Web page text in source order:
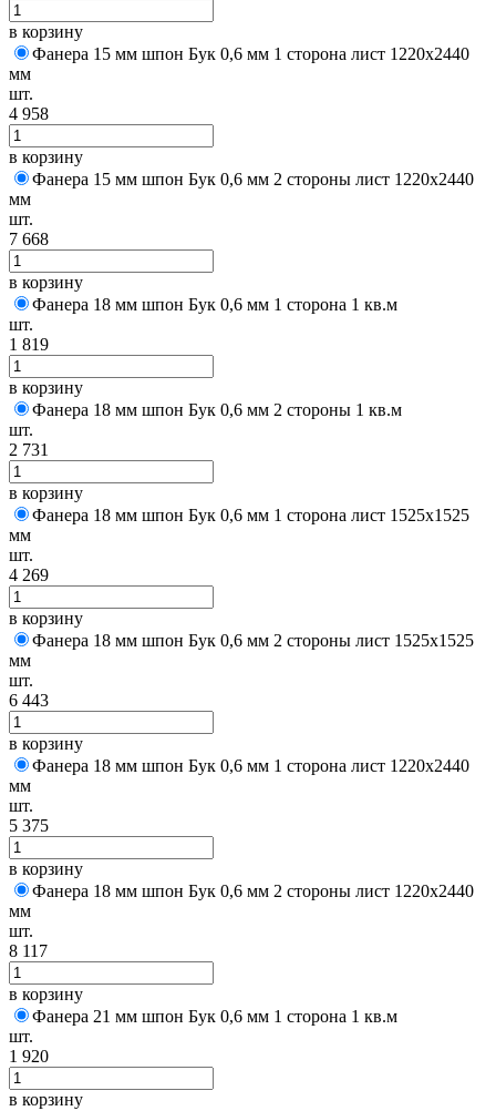
в корзину
Фанера 15 мм шпон Бук 0,6 мм 1 сторона лист 1220х2440
мм
шт.
4 958
в корзину
Фанера 15 мм шпон Бук 0,6 мм 2 стороны лист 1220х2440
мм
шт.
7 668
в корзину
Фанера 18 мм шпон Бук 0,6 мм 1 сторона 1 кв.м
шт.
1 819
в корзину
Фанера 18 мм шпон Бук 0,6 мм 2 стороны 1 кв.м
шт.
2 731
в корзину
Фанера 18 мм шпон Бук 0,6 мм 1 сторона лист 1525х1525
мм
шт.
4 269
в корзину
Фанера 18 мм шпон Бук 0,6 мм 2 стороны лист 1525х1525
мм
шт.
6 443
в корзину
Фанера 18 мм шпон Бук 0,6 мм 1 сторона лист 1220х2440
мм
шт.
5 375
в корзину
Фанера 18 мм шпон Бук 0,6 мм 2 стороны лист 1220х2440
мм
шт.
8 117
в корзину
Фанера 21 мм шпон Бук 0,6 мм 1 сторона 1 кв.м
шт.
1 920
в корзину